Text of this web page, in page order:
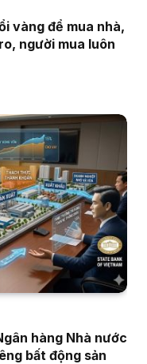
vàng để mua nhà,
người mua luôn
hàng Nhà nước
bất động sản